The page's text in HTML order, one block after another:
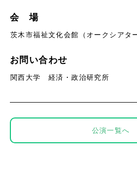
会 場
茨木市福祉文化会館（オークシアタ
お問い合わせ
関西大学 経済・政治研究所
公演一覧へ